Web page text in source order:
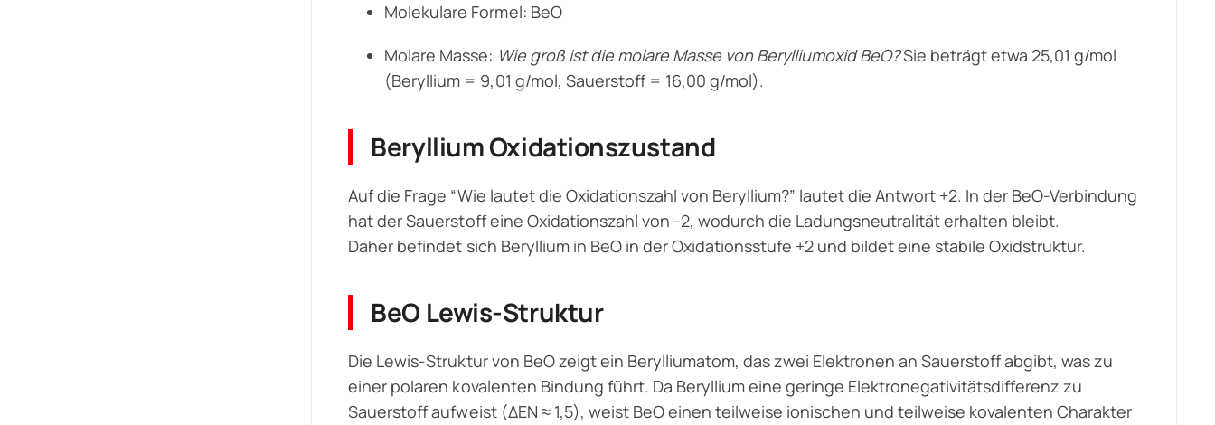
Molekulare Formel: BeO
Molare Masse: Wie groß ist die molare Masse von Berylliumoxid BeO?Sie beträgt etwa 25,01 g/mol
(Beryllium = 9,01 g/mol, Sauerstoff = 16,00 g/mol).
Beryllium Oxidationszustand
Auf die Frage “Wie lautet die Oxidationszahl von Beryllium?” lautet die Antwort +2. In der BeO-Verbindung
hat der Sauerstoff eine Oxidationszahl von -2, wodurch die Ladungsneutralität erhalten bleibt.
Daher befindet sich Beryllium in BeO in der Oxidationsstufe +2 und bildet eine stabile Oxidstruktur.
BeO Lewis-Struktur
Die Lewis-Struktur von BeO zeigt ein Berylliumatom, das zwei Elektronen an Sauerstoff abgibt, was zu
einer polaren kovalenten Bindung führt. Da Beryllium eine geringe Elektronegativitätsdifferenz zu
Sauerstoff aufweist (ΔEN ≈ 1,5), weist BeO einen teilweise ionischen und teilweise kovalenten Charakter